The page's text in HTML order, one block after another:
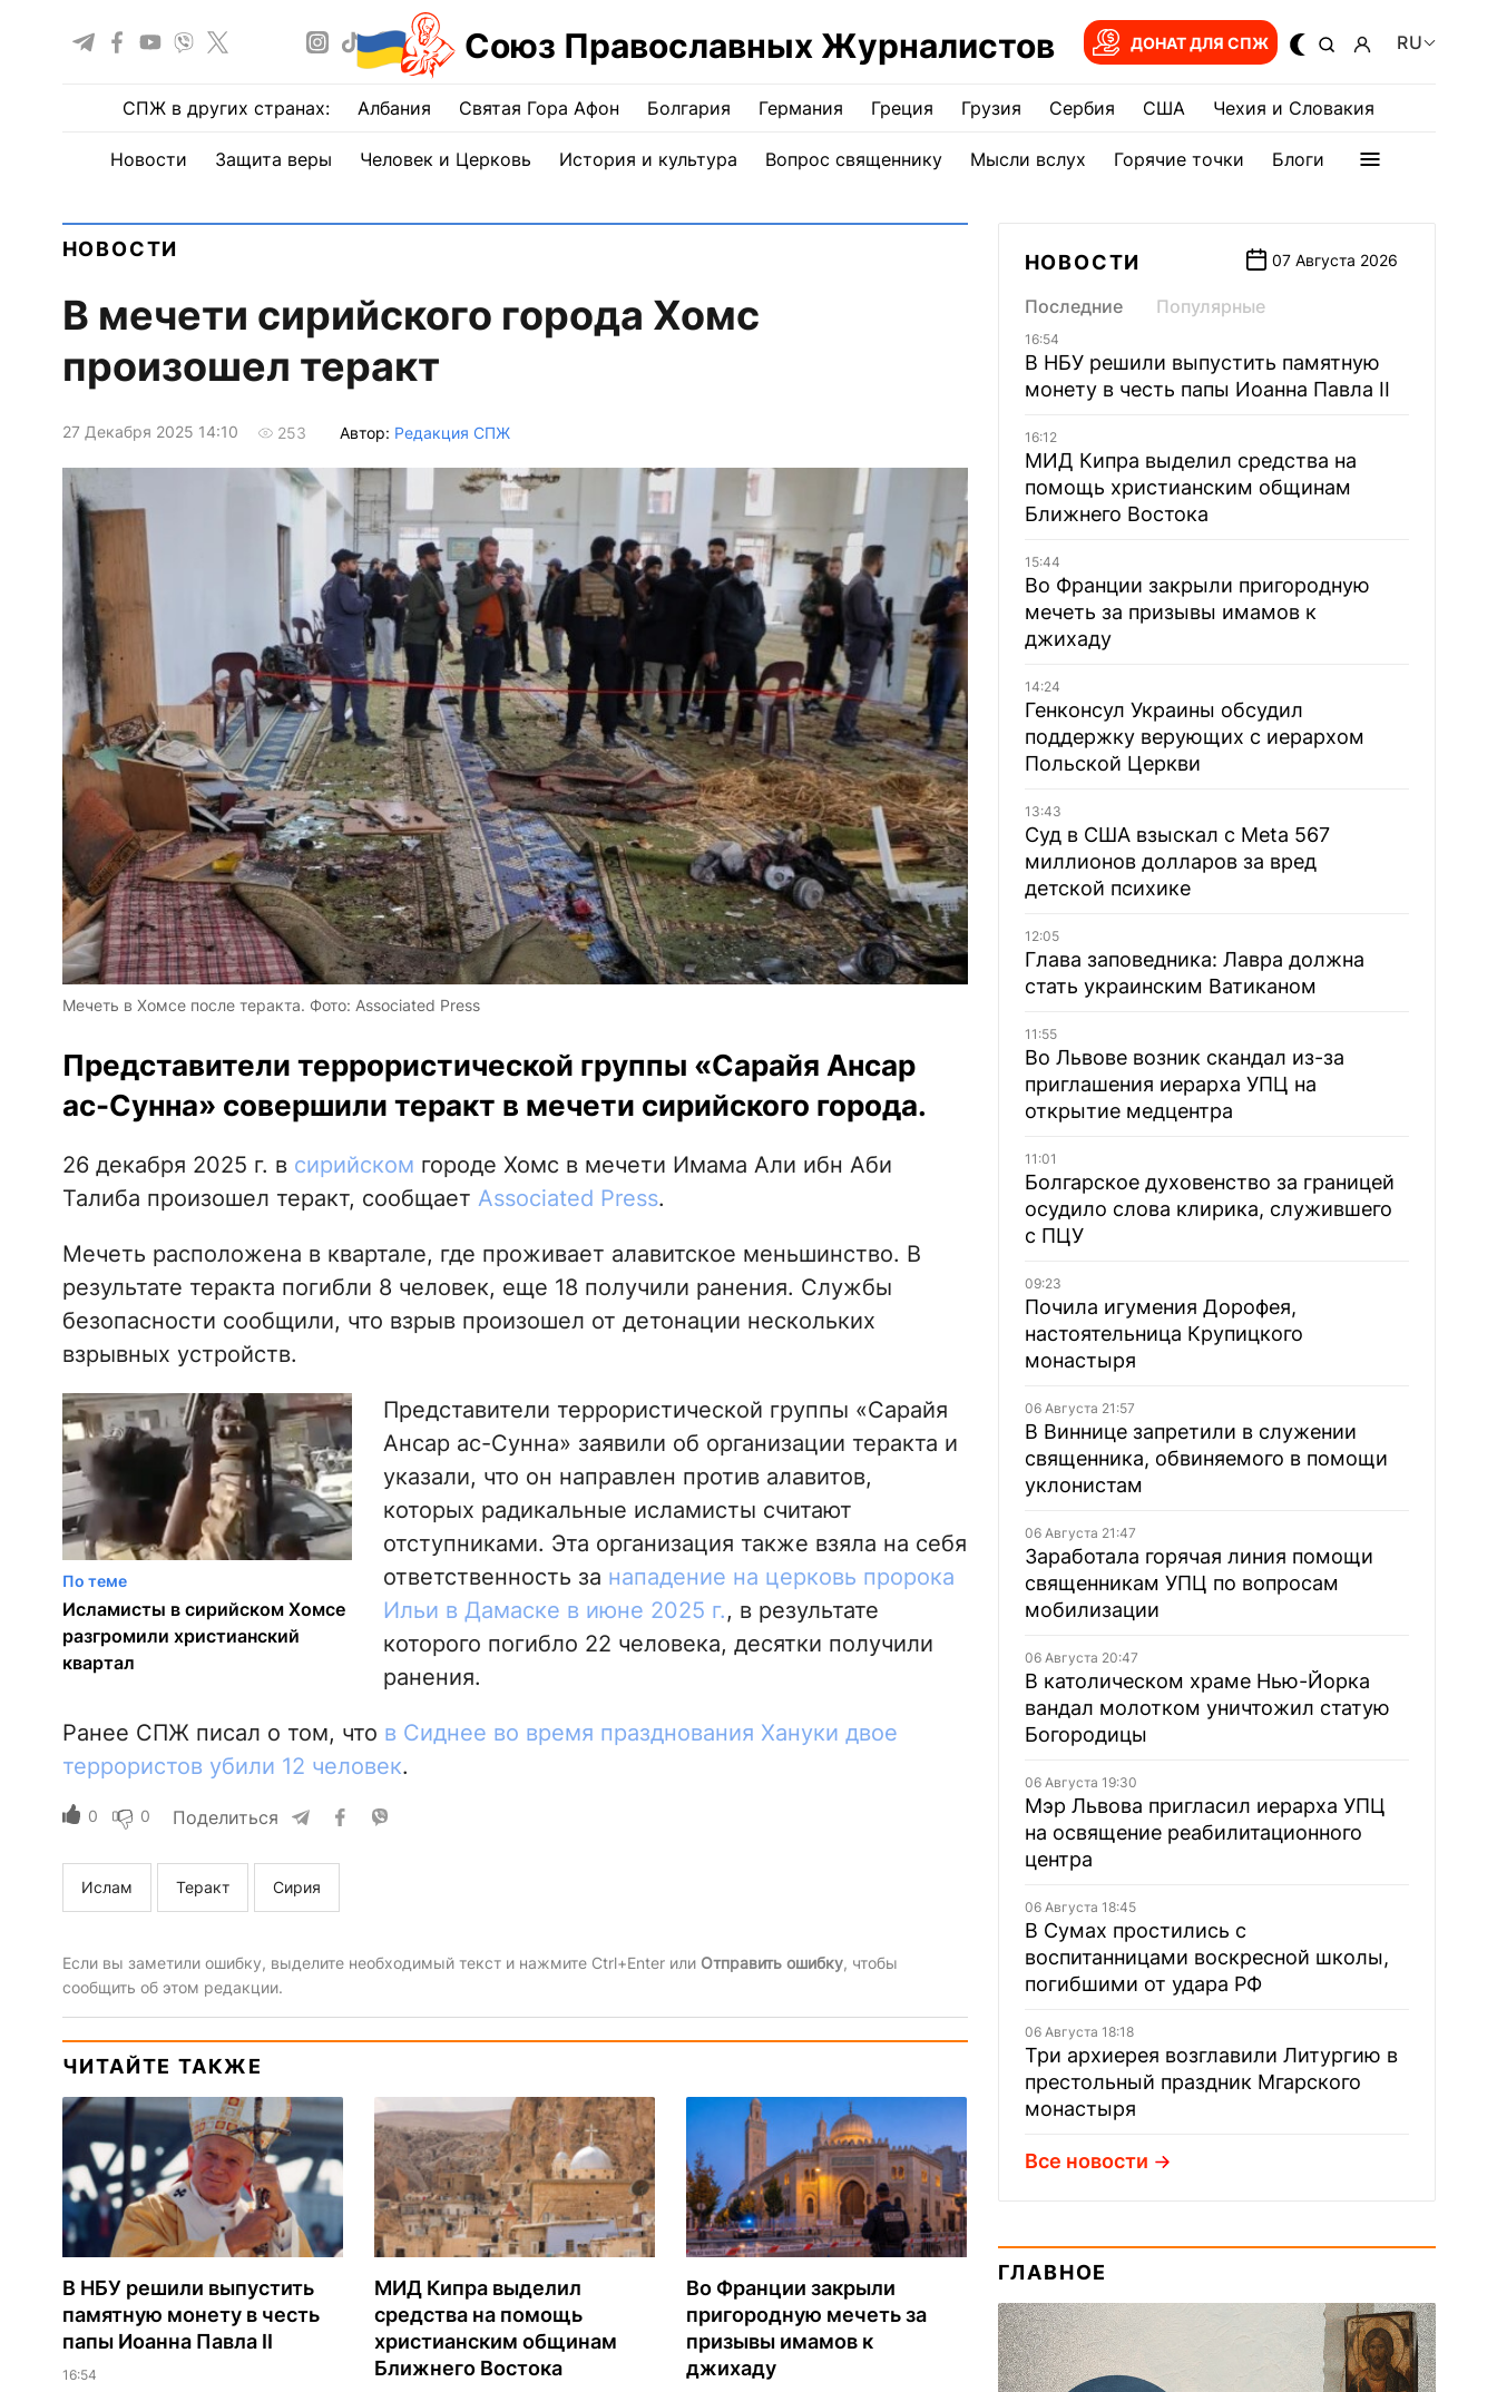
Союз Православных Журналистов ДОНАТ ДЛЯ СПЖ RU
СПЖ в других странах: Албания Святая Гора Афон Болгария Германия Греция Грузия Сербия США Чехия и Словакия
Новости Защита веры Человек и Церковь История и культура Вопрос священнику Мысли вслух Горячие точки Блоги
НОВОСТИ
В мечети сирийского города Хомс
произошел теракт
27 Декабря 2025 14:10 253 Автор: Редакция СПЖ
Мечеть в Хомсе после теракта. Фото: Associated Press
Представители террористической группы «Сарайя Ансар
ас-Сунна» совершили теракт в мечети сирийского города.
26 декабря 2025 г. в сирийском городе Хомс в мечети Имама Али ибн Аби
Талиба произошел теракт, сообщает Associated Press.
Мечеть расположена в квартале, где проживает алавитское меньшинство. В
результате теракта погибли 8 человек, еще 18 получили ранения. Службы
безопасности сообщили, что взрыв произошел от детонации нескольких
взрывных устройств.
По теме
Исламисты в сирийском Хомсе
разгромили христианский
квартал
Представители террористической группы «Сарайя
Ансар ас-Сунна» заявили об организации теракта и
указали, что он направлен против алавитов,
которых радикальные исламисты считают
отступниками. Эта организация также взяла на себя
ответственность за нападение на церковь пророка
Ильи в Дамаске в июне 2025 г., в результате
которого погибло 22 человека, десятки получили
ранения.
Ранее СПЖ писал о том, что в Сиднее во время празднования Хануки двое
террористов убили 12 человек.
0 0 Поделиться
Ислам Теракт Сирия
Если вы заметили ошибку, выделите необходимый текст и нажмите Ctrl+Enter или Отправить ошибку, чтобы
сообщить об этом редакции.
ЧИТАЙТЕ ТАКЖЕ
В НБУ решили выпустить
памятную монету в честь
папы Иоанна Павла II
16:54
МИД Кипра выделил
средства на помощь
христианским общинам
Ближнего Востока
Во Франции закрыли
пригородную мечеть за
призывы имамов к
джихаду
НОВОСТИ 07 Августа 2026
Последние Популярные
16:54
В НБУ решили выпустить памятную
монету в честь папы Иоанна Павла II
16:12
МИД Кипра выделил средства на
помощь христианским общинам
Ближнего Востока
15:44
Во Франции закрыли пригородную
мечеть за призывы имамов к
джихаду
14:24
Генконсул Украины обсудил
поддержку верующих с иерархом
Польской Церкви
13:43
Суд в США взыскал с Meta 567
миллионов долларов за вред
детской психике
12:05
Глава заповедника: Лавра должна
стать украинским Ватиканом
11:55
Во Львове возник скандал из-за
приглашения иерарха УПЦ на
открытие медцентра
11:01
Болгарское духовенство за границей
осудило слова клирика, служившего
с ПЦУ
09:23
Почила игумения Дорофея,
настоятельница Крупицкого
монастыря
06 Августа 21:57
В Виннице запретили в служении
священника, обвиняемого в помощи
уклонистам
06 Августа 21:47
Заработала горячая линия помощи
священникам УПЦ по вопросам
мобилизации
06 Августа 20:47
В католическом храме Нью-Йорка
вандал молотком уничтожил статую
Богородицы
06 Августа 19:30
Мэр Львова пригласил иерарха УПЦ
на освящение реабилитационного
центра
06 Августа 18:45
В Сумах простились с
воспитанницами воскресной школы,
погибшими от удара РФ
06 Августа 18:18
Три архиерея возглавили Литургию в
престольный праздник Мгарского
монастыря
Все новости
ГЛАВНОЕ